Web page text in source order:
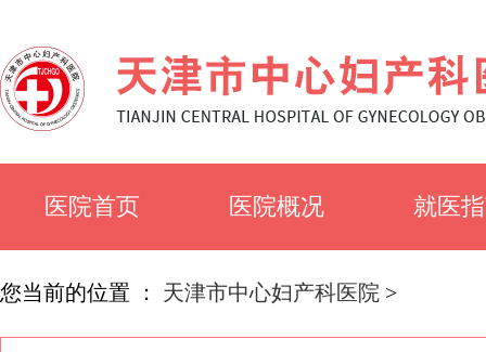
医院首页 医院概况
医院简介
就医
您当前的位置 ： 天津市中心妇产科医院 >